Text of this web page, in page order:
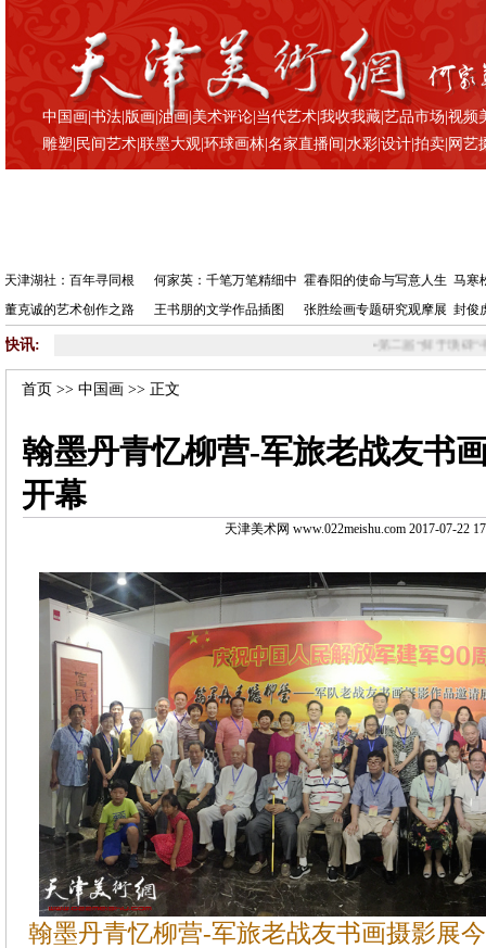
中国画 |书法 版画 |油画 |美术评论 当代艺术 |我收我藏 |艺品市场 |视频
雕塑 民间艺术 |联墨大观 |环球画林 |名家直播间 |水彩 |设计 |拍卖 网艺
天津湖社：百年寻同根 何家英：千笔万笔精细中 霍春阳的使命与写意人生 马寒
董克诚的艺术创作之路
王书朋的文学作品插图 张胜绘画专题研究观摩展 封俊
快讯: 第二届“鲜于璜碑”书法名家学术提名展在天津开幕
首页 >>中国画 >> 正文
翰墨丹青忆柳营-军旅老战友书
开幕
天津美术网 www.022meishu.com 2017-07-22
翰墨丹青忆柳营-军旅老战友书画摄影展